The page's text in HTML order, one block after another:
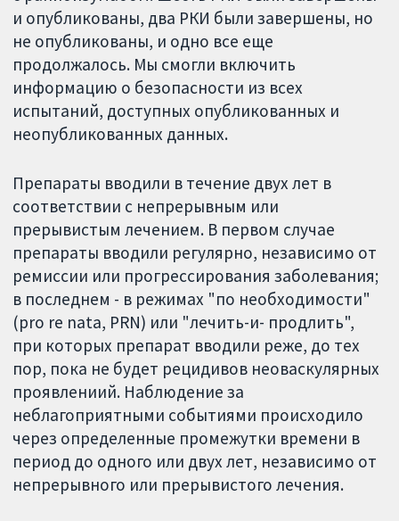
и опубликованы, два РКИ были завершены, но
не опубликованы, и одно все еще
продолжалось. Мы смогли включить
информацию о безопасности из всех
испытаний, доступных опубликованных и
неопубликованных данных.
Препараты вводили в течение двух лет в
соответствии с непрерывным или
прерывистым лечением. В первом случае
препараты вводили регулярно, независимо от
ремиссии или прогрессирования заболевания;
в последнем - в режимах "по необходимости"
(pro re nata, PRN) или "лечить-и- продлить",
при которых препарат вводили реже, до тех
пор, пока не будет рецидивов неоваскулярных
проявлениий. Наблюдение за
неблагоприятными событиями происходило
через определенные промежутки времени в
период до одного или двух лет, независимо от
непрерывного или прерывистого лечения.